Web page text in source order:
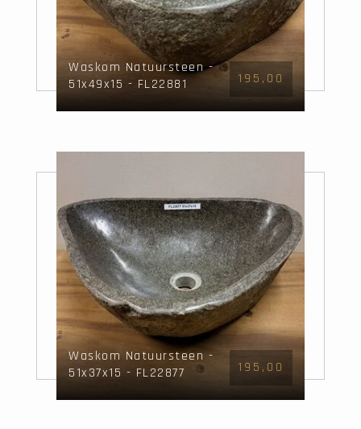
Waskom Natuursteen -
51x49x15 - FL22881
195,00
Waskom Natuursteen -
51x37x15 - FL22877
195,00